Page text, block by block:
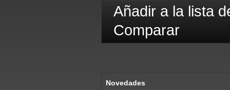
Añadir a la lista
Comparar
Novedades